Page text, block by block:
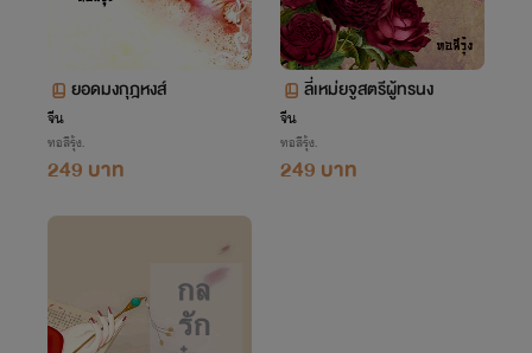
ยอดมงกุฎหงส์
จีน
ทอสีรุ้ง.
249 บาท
ลี่เหม่ยจูสตรีผู้ทรนง
จีน
ทอสีรุ้ง.
249 บาท